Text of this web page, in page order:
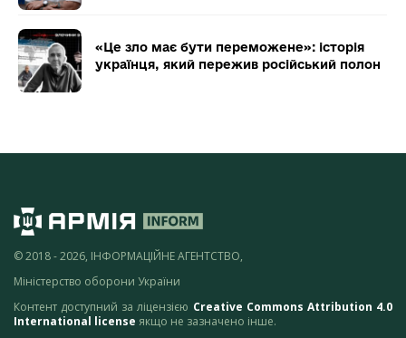
«Це зло має бути переможене»: історія
українця, який пережив російський полон
© 2018 - 2026, ІНФОРМАЦІЙНЕ АГЕНТСТВО,
Міністерство оборони України
Контент доступний за ліцензією Creative Commons Attribution 4.0
International license якщо не зазначено інше.